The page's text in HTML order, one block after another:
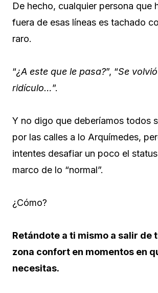
De hecho, cualquier persona que
fuera de esas líneas es tachado
raro.
“¿A este que le pasa?”, “Se
ridículo…”.
Y no digo que deberíamos todos
por las calles a lo Arquímedes,
intentes desafiar un poco el
marco de lo “normal”.
¿Cómo?
Retándote a ti mismo a salir de
zona confort en momentos en
necesitas.